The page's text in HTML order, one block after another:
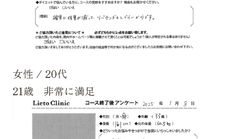
女性 / 20代
21歳 非常に満足